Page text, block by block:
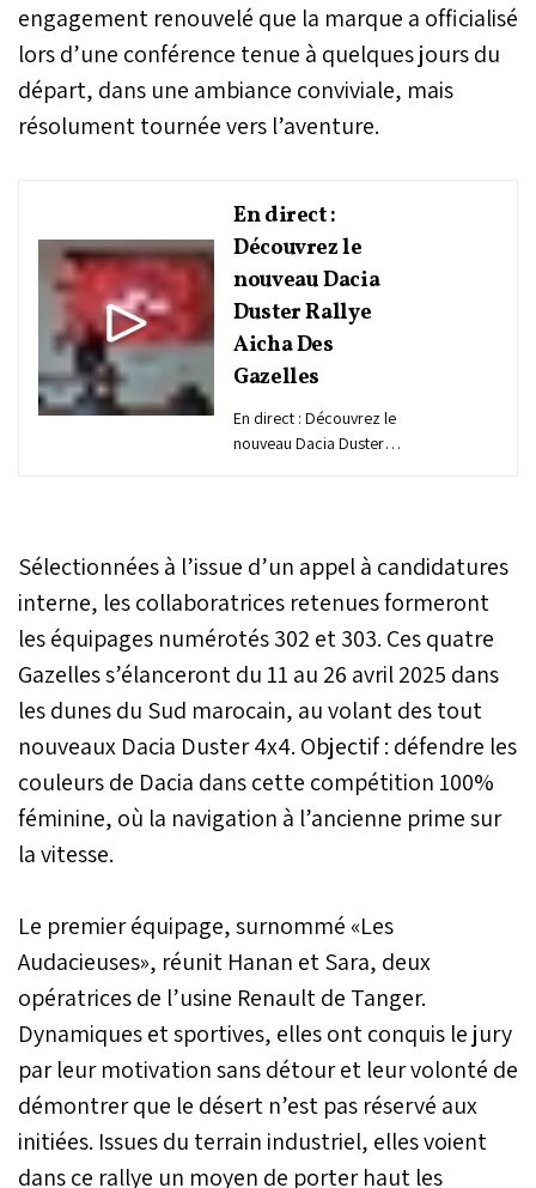
engagement renouvelé que la marque a officialisé
lors d’une conférence tenue à quelques jours du
départ, dans une ambiance conviviale, mais
résolument tournée vers l’aventure.
En direct :
Découvrez le
nouveau Dacia
Duster Rallye
Aicha Des
Gazelles
En direct : Découvrez le
nouveau Dacia Duster
Sélectionnées à l’issue d’un appel à candidatures
interne, les collaboratrices retenues formeront
les équipages numérotés 302 et 303. Ces quatre
Gazelles s’élanceront du 11 au 26 avril 2025 dans
les dunes du Sud marocain, au volant des tout
nouveaux Dacia Duster 4x4. Objectif : défendre les
couleurs de Dacia dans cette compétition 100%
féminine, où la navigation à l’ancienne prime sur
la vitesse.
Le premier équipage, surnommé «Les
Audacieuses», réunit Hanan et Sara, deux
opératrices de l’usine Renault de Tanger.
Dynamiques et sportives, elles ont conquis le jury
par leur motivation sans détour et leur volonté de
démontrer que le désert n’est pas réservé aux
initiées. Issues du terrain industriel, elles voient
dans ce rallye un moyen de porter haut les